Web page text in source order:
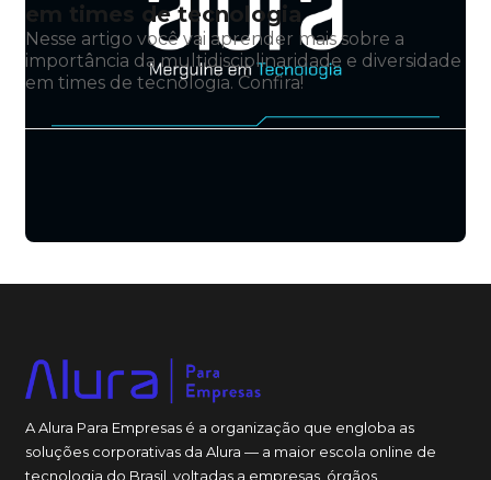
em times de tecnologia
Nesse artigo você vai aprender mais sobre a
importância da multidisciplinaridade e diversidade
em times de tecnologia. Confira!
A Alura Para Empresas é a organização que engloba as
soluções corporativas da Alura — a maior escola online de
tecnologia do Brasil, voltadas a empresas, órgãos